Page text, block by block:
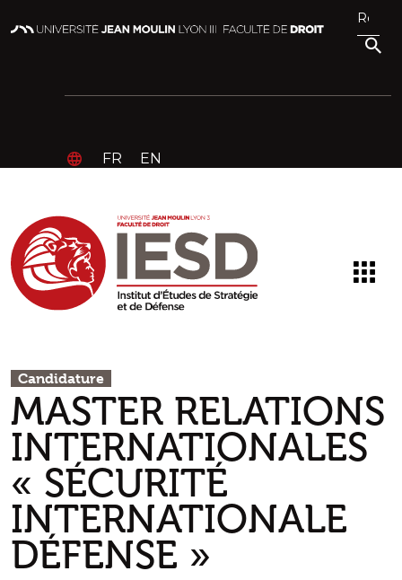
FR EN
Candidature
MASTER RELATIONS
INTERNATIONALES
« SÉCURITÉ
INTERNATIONALE
DÉFENSE »